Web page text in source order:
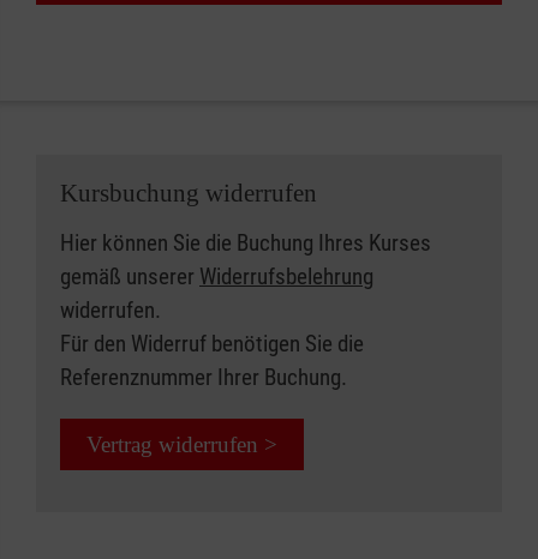
Kursbuchung widerrufen
Hier können Sie die Buchung Ihres Kurses
gemäß unserer Widerrufsbelehrung
widerrufen.
Für den Widerruf benötigen Sie die
Referenznummer Ihrer Buchung.
Vertrag widerrufen >